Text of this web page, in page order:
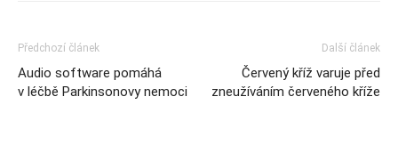
Předchozí článek
Audio software pomáhá
v léčbě Parkinsonovy nemoci
Další článek
Červený kříž varuje před
zneužíváním červeného kříže